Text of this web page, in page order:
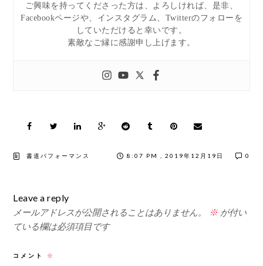
ご興味を持ってくださった方は、よろしければ、是非、
Facebookページや、インスタグラム、Twitterのフォローを
していただけると幸いです。
素敵なご縁に感謝申し上げます。
書道パフォーマンス 8:07 PM , 2019年12月19日 0
Leave a reply
メールアドレスが公開されることはありません。 ※が付い
ている欄は必須項目です
コメント ※